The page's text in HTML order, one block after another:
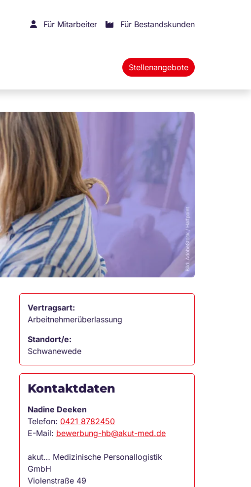
Stellenangebote
Für Mitarbeiter Für Bestandskunden
Vertragsart:
Arbeitnehmerüberlassung
Standort/e:
Schwanewede
Kontaktdaten
Nadine Deeken
Telefon: 0421 8782450
E-Mail: bewerbung-hb@akut-med.de
akut… Medizinische Personallogistik
GmbH
Violenstraße 49